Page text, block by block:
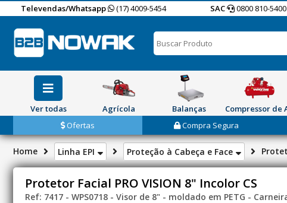
Televendas/Whatsapp (17) 4009-5454 SAC 0800 810-5400
Ver todas Agrícola Balanças Compressor de
Ofertas
Compra Segura
Home Linha EPI Proteção à Cabeça e Face
Protetor Facial PRO VISION 8" Incolor CS
Ref: 7417 - WPS0718 - Visor de 8" - moldado em PETG -